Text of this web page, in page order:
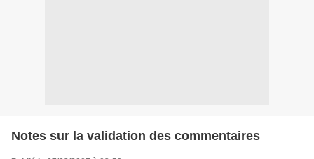
Notes sur la validation des commentaires